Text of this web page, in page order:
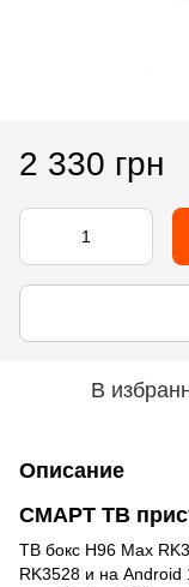
2 330 грн
В
Описание
СМАРТ ТВ
ТВ бокс H96 Max
RK3528 и на